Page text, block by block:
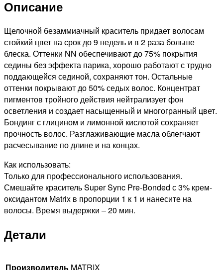
ТОНИРУЮЩАЯ
ДЛЯ
ВОЛОС
БЕЗ
АММИАКА
ОЧЕНЬ
ОЧЕНЬ
СВЕТЛЫЙ
БЛОНДИН,
90мл
Описание
Щелочной безаммиачный краситель придает волосам
стойкий цвет на срок до 9 недель и в 2 раза больше
блеска. Оттенки NN обеспечивают до 75% покрытия
седины без эффекта парика, хорошо работают с трудно
поддающейся сединой, сохраняют тон. Остальные
оттенки покрывают до 50% седых волос. Концентрат
пигментов тройного действия нейтрализует фон
осветления и создает насыщенный и многогранный цвет.
Бондинг с глицином и лимонной кислотой сохраняет
прочность волос. Разглаживающие масла облегчают
расчесывание по длине и на концах.
Как использовать:
Только для профессионального использования.
Смешайте краситель Super Sync Pre-Bonded с 3% крем-
оксидантом Matrix в пропорции 1 к 1 и нанесите на
волосы. Время выдержки – 20 мин.
Детали
Производитель MATRIX